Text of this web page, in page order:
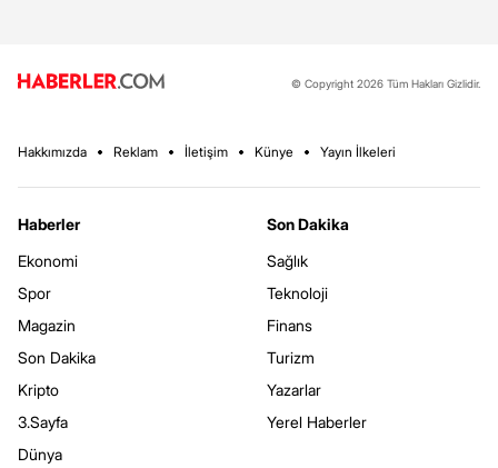
© Copyright 2026 Tüm Hakları Gizlidir.
Hakkımızda Reklam İletişim Künye Yayın İlkeleri
Haberler
Ekonomi
Spor
Magazin
Son Dakika
Kripto
3.Sayfa
Dünya
Son Dakika
Sağlık
Teknoloji
Finans
Turizm
Yazarlar
Yerel Haberler